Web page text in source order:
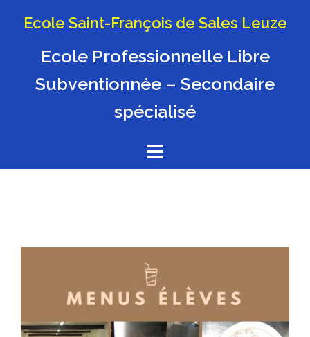
Ecole Saint-François de Sales Leuze
Ecole Professionnelle Libre
Subventionnée – Secondaire
spécialisé